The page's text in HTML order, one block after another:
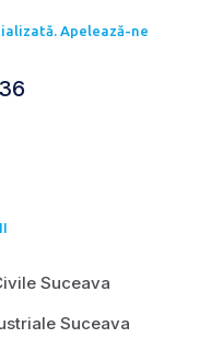
Apelează-ne
Suceava
Suceava